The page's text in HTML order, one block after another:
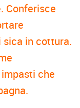
Conferisce
sica in cottura.
che